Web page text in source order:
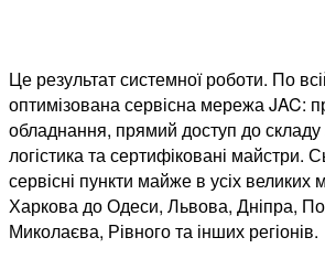
Це результат системної роботи. По
оптимізована сервісна мережа JAC:
обладнання, прямий доступ до
логістика та сертифіковані майстри.
сервісні пункти майже в усіх великих
Харкова до Одеси, Львова, Дніпра,
Миколаєва, Рівного та інших регіонів.